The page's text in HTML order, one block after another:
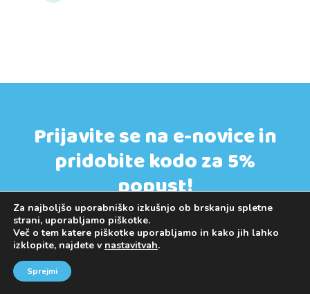
Prijavite se na e-novice in
pridobite kodo za 5%
popust!
Obveščali vas bomo o novostih in ekskluzivnih
ponudbah samo za vas.
Koda lahko uporabite že pri prvem nakupu.
Za najboljšo uporabniško izkušnjo ob brskanju spletne
strani, uporabljamo piškotke.
Več o tem katere piškotke uporabljamo in kako jih lahko
izklopite, najdete v nastavitvah.
Sprejmi